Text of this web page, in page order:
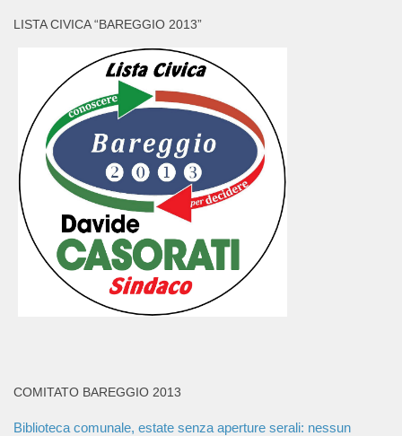
LISTA CIVICA “BAREGGIO 2013”
COMITATO BAREGGIO 2013
Biblioteca comunale, estate senza aperture serali: nessun